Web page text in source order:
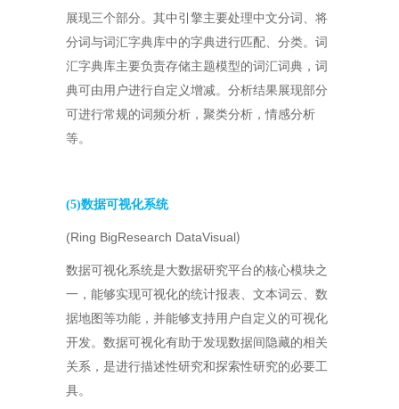
展现三个部分。其中引擎主要处理中文分词、将
分词与词汇字典库中的字典进行匹配、分类。词
汇字典库主要负责存储主题模型的词汇词典，词
典可由用户进行自定义增减。分析结果展现部分
可进行常规的词频分析，聚类分析，情感分析
等。
(5)数据可视化系统
(Ring BigResearch DataVisual)
数据可视化系统是大数据研究平台的核心模块之
一，能够实现可视化的统计报表、文本词云、数
据地图等功能，并能够支持用户自定义的可视化
开发。数据可视化有助于发现数据间隐藏的相关
关系，是进行描述性研究和探索性研究的必要工
具。